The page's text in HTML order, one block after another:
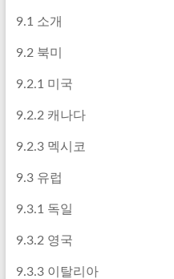
9.1 소개
9.2 북미
9.2.1 미국
9.2.2 캐나다
9.2.3 멕시코
9.3 유럽
9.3.1 독일
9.3.2 영국
9.3.3 이탈리아